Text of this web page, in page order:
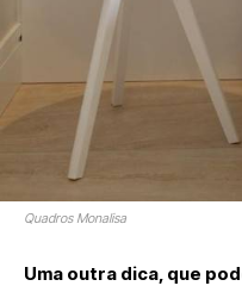
Quadros Monalisa
Uma outra dica, que